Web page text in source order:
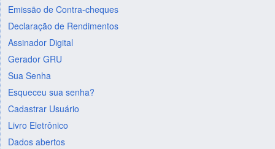
Emissão de Contra-cheques
Declaração de Rendimentos
Assinador Digital
Gerador GRU
Sua Senha
Esqueceu sua senha?
Cadastrar Usuário
Livro Eletrônico
Dados abertos